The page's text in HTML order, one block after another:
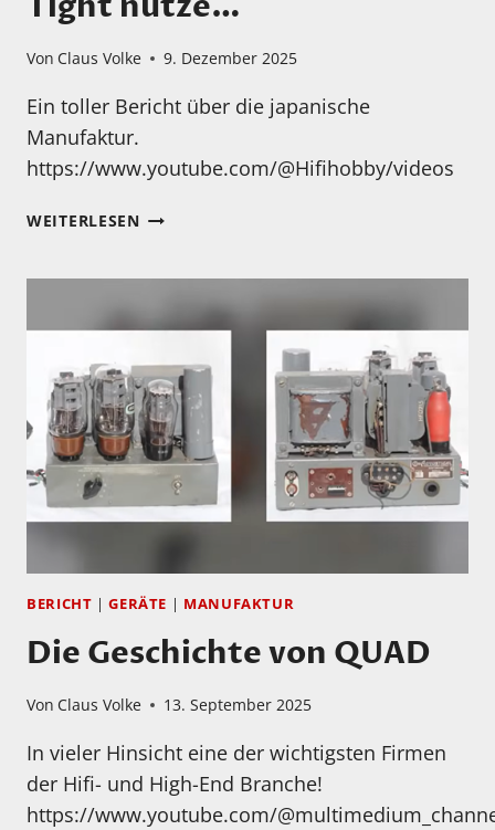
Von Claus Volke 9. Dezember 2025
Ein toller Bericht über die japanische
Manufaktur.
https://www.youtube.com/@Hifihobby/videos
WEITERLESENNICHT
TIGHT
NUTZE…
BERICHT |GERÄTE | MANUFAKTUR
Die Geschichte von QUAD
Von Claus Volke 13. September 2025
In vieler Hinsicht eine der wichtigsten Firmen
der Hifi- und High-End Branche!
https://www.youtube.com/